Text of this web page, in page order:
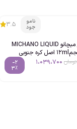
نامو
جود
3.5
رژگونه مایع میچانو MICHANO LIQUID
تومان 1،039،700
-2
3%